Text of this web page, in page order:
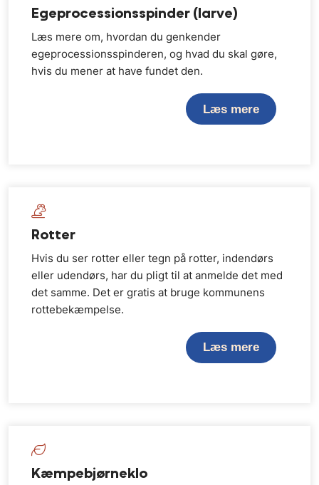
Egeprocessionsspinder (larve)
Læs mere om, hvordan du genkender
egeprocessionsspinderen, og hvad du skal gøre,
hvis du mener at have fundet den.
Læs mere
Rotter
Hvis du ser rotter eller tegn på rotter, indendørs
eller udendørs, har du pligt til at anmelde det med
det samme. Det er gratis at bruge kommunens
rottebekæmpelse.
Læs mere
Kæmpebjørneklo